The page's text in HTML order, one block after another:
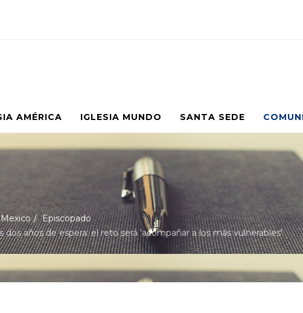
AMÉRICA IGLESIA MUNDO SANTA SEDE
Mexico
Episcopado
años de espera: el reto será 'acompañar a los más vulnerables'